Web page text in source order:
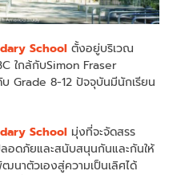
School ตั้งอยู่บริเวณ
ใกล้กับSimon Fraser
Grade 8-12 ปัจจุบันมีนักเรียน
School มุ่งที่จะจัดสรร
อดภัยและสนับสนุนกันและกันให้
นาตัวเองสู่ความเป็นเลิศได้